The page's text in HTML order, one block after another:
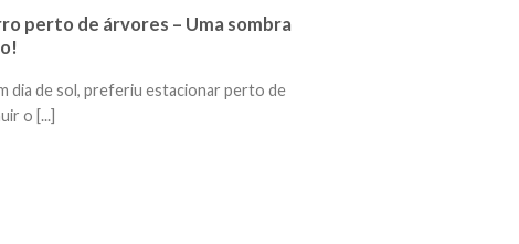
perto de árvores – Uma sombra
dia de sol, preferiu estacionar perto de
o [...]